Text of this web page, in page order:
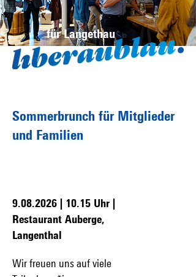
für Langethau
Sommerbrunch für Mitglieder
und Familien
9.08.2026 | 10.15 Uhr |
Restaurant Auberge,
Langenthal
Wir freuen uns auf viele